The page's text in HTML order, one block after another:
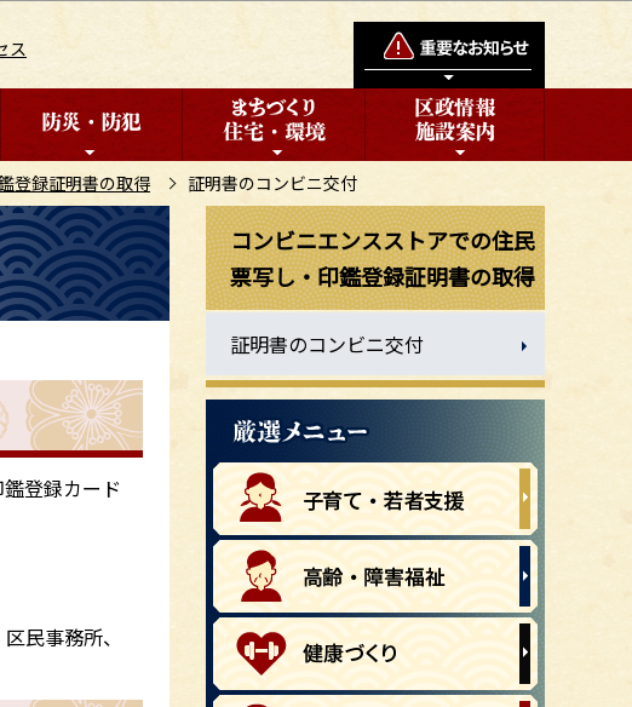
ス
登録証明書の取得 証明書のコンビニ交付
鑑登録カード
民事務所、
コンビニエンスストアでの住民
票写し・印鑑登録証明書の取得
証明書のコンビニ交付